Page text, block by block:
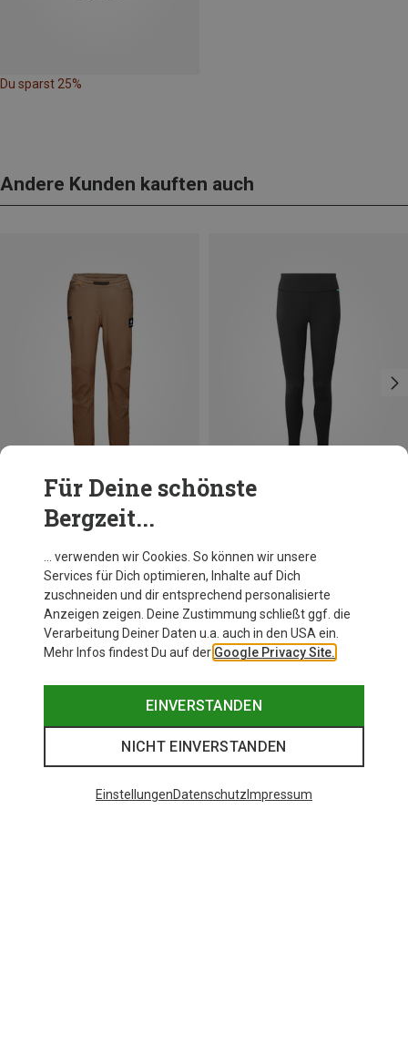
Du sparst 25%
Andere Kunden kauften auch
Du sparst 62%
Für Deine schönste
Bergzeit...
… verwenden wir Cookies. So können wir unsere
Services für Dich optimieren, Inhalte auf Dich
zuschneiden und dir entsprechend personalisierte
Anzeigen zeigen. Deine Zustimmung schließt ggf. die
Verarbeitung Deiner Daten u.a. auch in den USA ein.
Mehr Infos findest Du auf der Google Privacy Site.
EINVERSTANDEN
NICHT EINVERSTANDEN
EinstellungenDatenschutz Impressum